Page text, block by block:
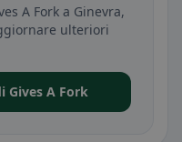
A Fork a Ginevra,
ulteriori
Gives A Fork